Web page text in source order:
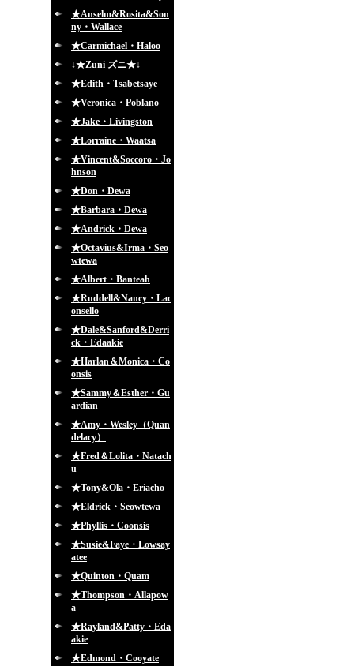
★Anselm&Rosita&Son
ny・Wallace
★Carmichael・Haloo
↓★Zuni ズニ★↓
★Edith・Tsabetsaye
★Veronica・Poblano
★Jake・Livingston
★Lorraine・Waatsa
★Vincent&Soccoro・Jo
hnson
★Don・Dewa
★Barbara・Dewa
★Andrick・Dewa
★Octavius&Irma・Seo
wtewa
★Albert・Banteah
★Ruddell&Nancy・Lac
onsello
★Dale&Sanford&Derri
ck・Edaakie
★Harlan＆Monica・Co
onsis
★Sammy＆Esther・Gu
ardian
★Amy・Wesley（Quan
delacy）
★Fred＆Lolita・Natach
u
★Tony&Ola・Eriacho
★Eldrick・Seowtewa
★Phyllis・Coonsis
★Susie&Faye・Lowsay
atee
★Quinton・Quam
★Thompson・Allapow
a
★Rayland&Patty・Eda
akie
★Edmond・Cooyate